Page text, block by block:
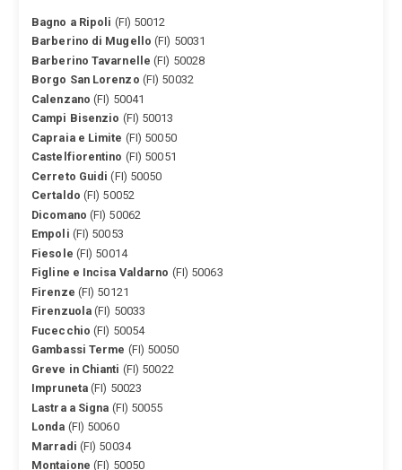
Bagno a Ripoli (FI) 50012
Barberino di Mugello (FI) 50031
Barberino Tavarnelle (FI) 50028
Borgo San Lorenzo (FI) 50032
Calenzano (FI) 50041
Campi Bisenzio (FI) 50013
Capraia e Limite (FI) 50050
Castelfiorentino (FI) 50051
Cerreto Guidi (FI) 50050
Certaldo (FI) 50052
Dicomano (FI) 50062
Empoli (FI) 50053
Fiesole (FI) 50014
Figline e Incisa Valdarno (FI) 50063
Firenze (FI) 50121
Firenzuola (FI) 50033
Fucecchio (FI) 50054
Gambassi Terme (FI) 50050
Greve in Chianti (FI) 50022
Impruneta(FI) 50023
Lastra a Signa (FI) 50055
Londa (FI) 50060
Marradi (FI) 50034
Montaione (FI) 50050